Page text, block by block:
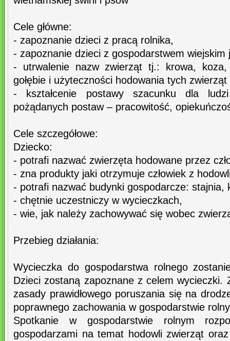
Cele główne:
- zapoznanie dzieci z pracą rolnika,
- zapoznanie dzieci z gospodarstwem wiejskim
- utrwalenie nazw zwierząt tj.: krowa,
gołębie i użyteczności hodowania tych
- kształcenie postawy szacunku dla
pożądanych postaw – pracowitość,
Cele szczegółowe:
Dziecko:
- potrafi nazwać zwierzęta hodowane przez
- zna produkty jaki otrzymuje człowiek z
- potrafi nazwać budynki gospodarcze: stajnia,
- chętnie uczestniczy w wycieczkach,
- wie, jak należy zachowywać się wobec
Przebieg działania:
Wycieczka do gospodarstwa rolnego
Dzieci zostaną zapoznane z celem wycieczki.
zasady prawidłowego poruszania się na
poprawnego zachowania w gospodarstwie
Spotkanie w gospodarstwie rolnym
gospodarzami na temat hodowli zwierząt